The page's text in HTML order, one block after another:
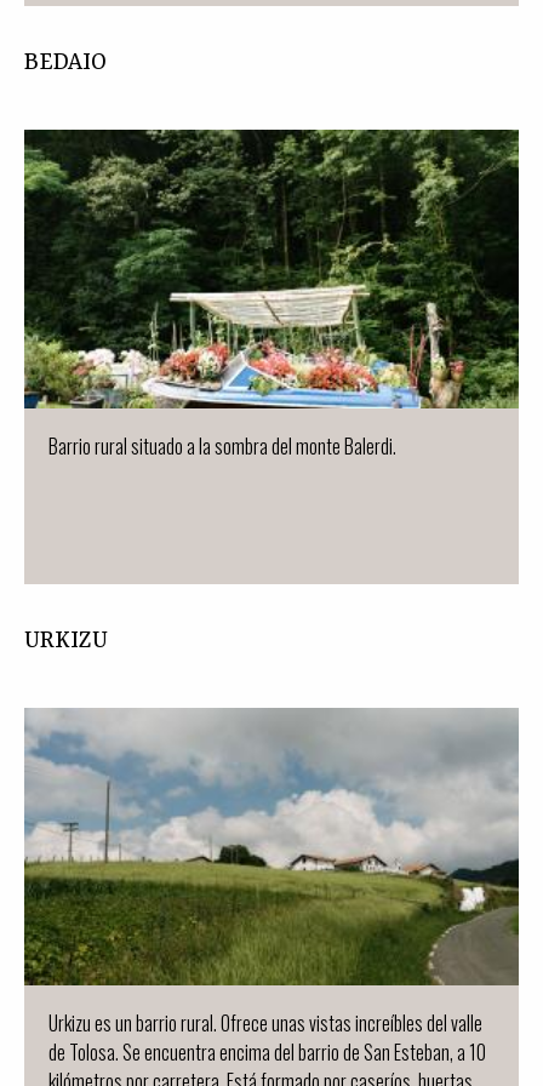
BEDAIO
Barrio rural situado a la sombra del monte Balerdi.
URKIZU
Urkizu es un barrio rural. Ofrece unas vistas increíbles del valle
de Tolosa. Se encuentra encima del barrio de San Esteban, a 10